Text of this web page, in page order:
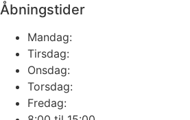
Åbningstider
Mandag:
Tirsdag:
Onsdag:
Torsdag:
Fredag: